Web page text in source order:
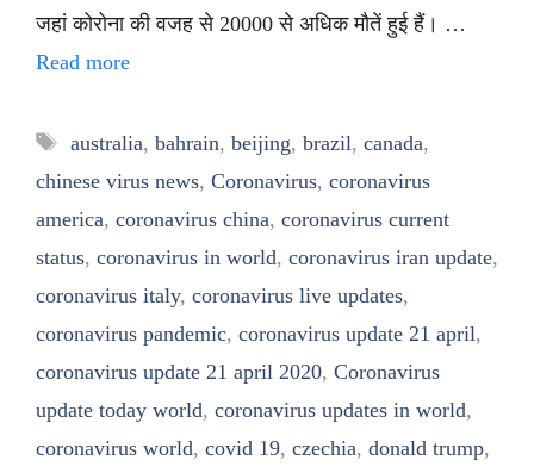
जहां कोरोना की वजह से 20000 से अधिक मौतें हुई हैं। …
Read more
Tags
australia, bahrain, beijing, brazil, canada,
chinese virus news, Coronavirus, coronavirus
america, coronavirus china, coronavirus current
status, coronavirus in world, coronavirus iran update,
coronavirus italy, coronavirus live updates,
coronavirus pandemic, coronavirus update 21 april,
coronavirus update 21 april 2020, Coronavirus
update today world, coronavirus updates in world,
coronavirus world, covid 19, czechia, donald trump,